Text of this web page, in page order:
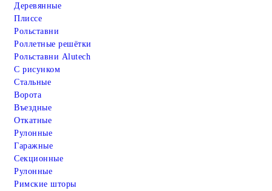
Деревянные
Плиссе
Рольставни
Роллетные решётки
Рольставни Alutech
С рисунком
Стальные
Ворота
Въездные
Откатные
Рулонные
Гаражные
Cекционные
Рулонные
Римские шторы